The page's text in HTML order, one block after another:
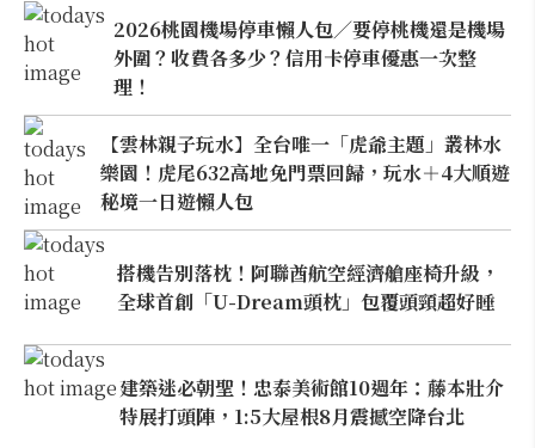
2026桃園機場停車懶人包／要停桃機還是機場
外圍？收費各多少？信用卡停車優惠一次整
理！
【雲林親子玩水】全台唯一「虎爺主題」叢林水
樂園！虎尾632高地免門票回歸，玩水＋4大順遊
秘境一日遊懶人包
搭機告別落枕！阿聯酋航空經濟艙座椅升級，
全球首創「U-Dream頭枕」包覆頭頸超好睡
建築迷必朝聖！忠泰美術館10週年：藤本壯介
特展打頭陣，1:5大屋根8月震撼空降台北